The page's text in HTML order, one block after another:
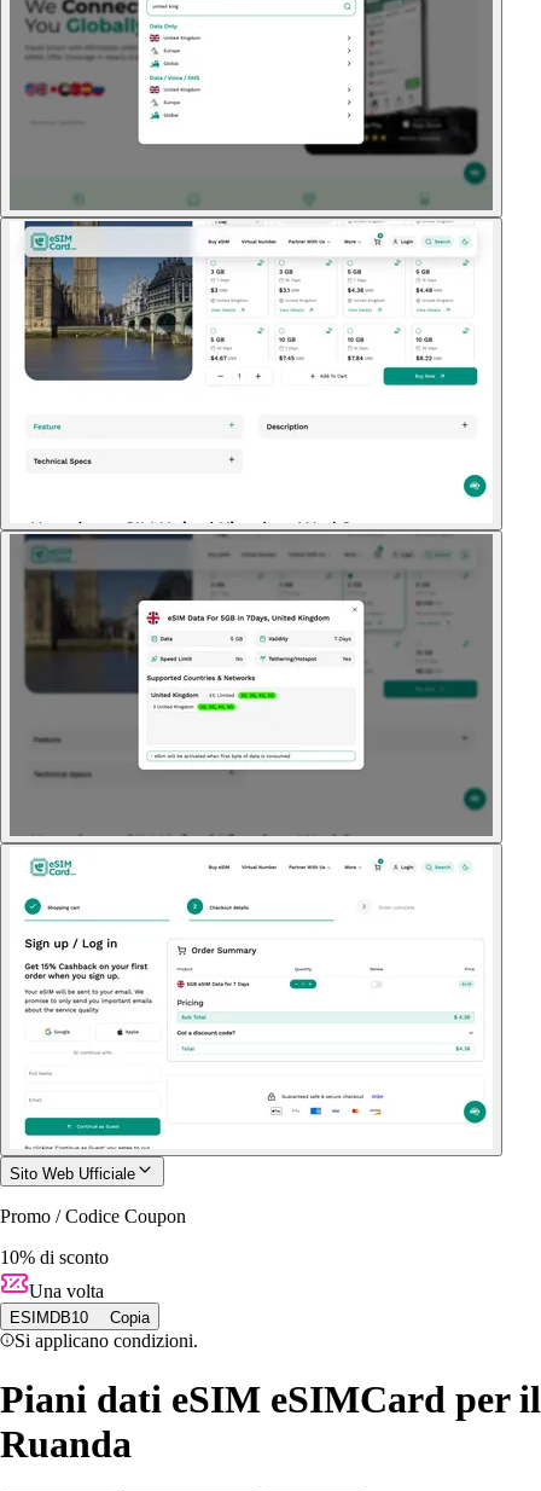
Sito Web Ufficiale
Promo / Codice Coupon
10% di sconto
Una volta
ESIMDB10 Copia
Si applicano condizioni.
Piani dati eSIM eSIMCard per il
Ruanda